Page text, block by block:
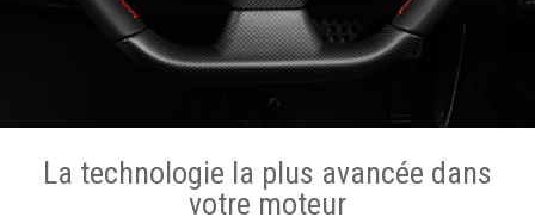
La technologie la plus avancée dans
votre moteur